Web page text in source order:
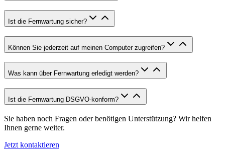
Ist die Fernwartung sicher?
Können Sie jederzeit auf meinen Computer zugreifen?
Was kann über Fernwartung erledigt werden?
Ist die Fernwartung DSGVO-konform?
Sie haben noch Fragen oder benötigen Unterstützung? Wir helfen
Ihnen gerne weiter.
Jetzt kontaktieren